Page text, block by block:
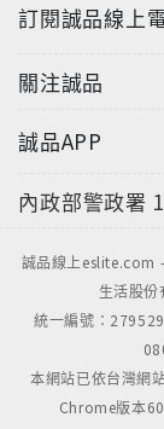
訂閱誠品線上
關注誠品
誠品APP
內政部警政署
誠品線上eslite.com
生活股
統一編號：
本網站已依台灣網
Chrome版本